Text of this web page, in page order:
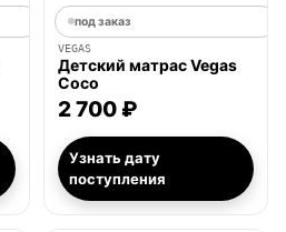
под заказ
VEGAS
Детский матрас Vegas
Coco
2 700 ₽
Узнать дату
поступления